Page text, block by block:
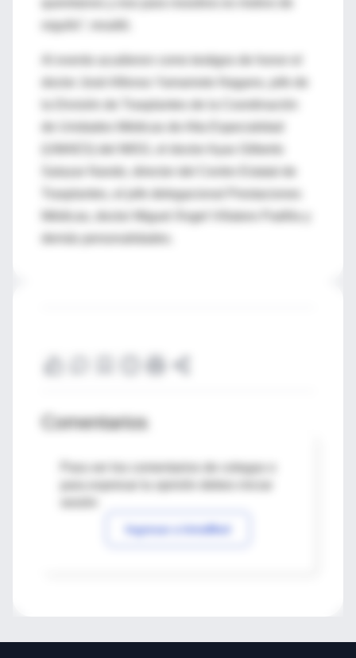
orgullo”, resaltó.
Al evento acudieron como testigos de honor el
doctor José Alfonso Yamamoto Nagano, jefe de
Trasplantes, el jefe delegacional Prestaciones
Médicas, doctor Miguel Ángel Villatoro Padilla y
Comentarios
Para ver los comentarios de colegas o
Ingresar a IntraMed